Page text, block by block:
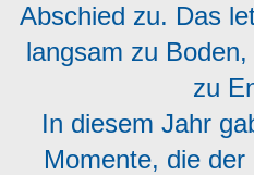
Abschied zu. Das
langsam zu
zu
In diesem Jahr
Momente, die